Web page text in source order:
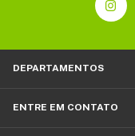
DEPARTAMENTOS
ENTRE EM CONTATO